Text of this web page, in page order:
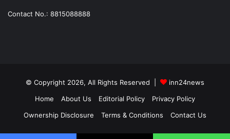
Contact No.: 8815088888
© Copyright 2026, All Rights Reserved |
inn24news
Home
About Us Editorial Policy
Privacy Policy
Ownership Disclosure
Terms & Conditions Contact Us